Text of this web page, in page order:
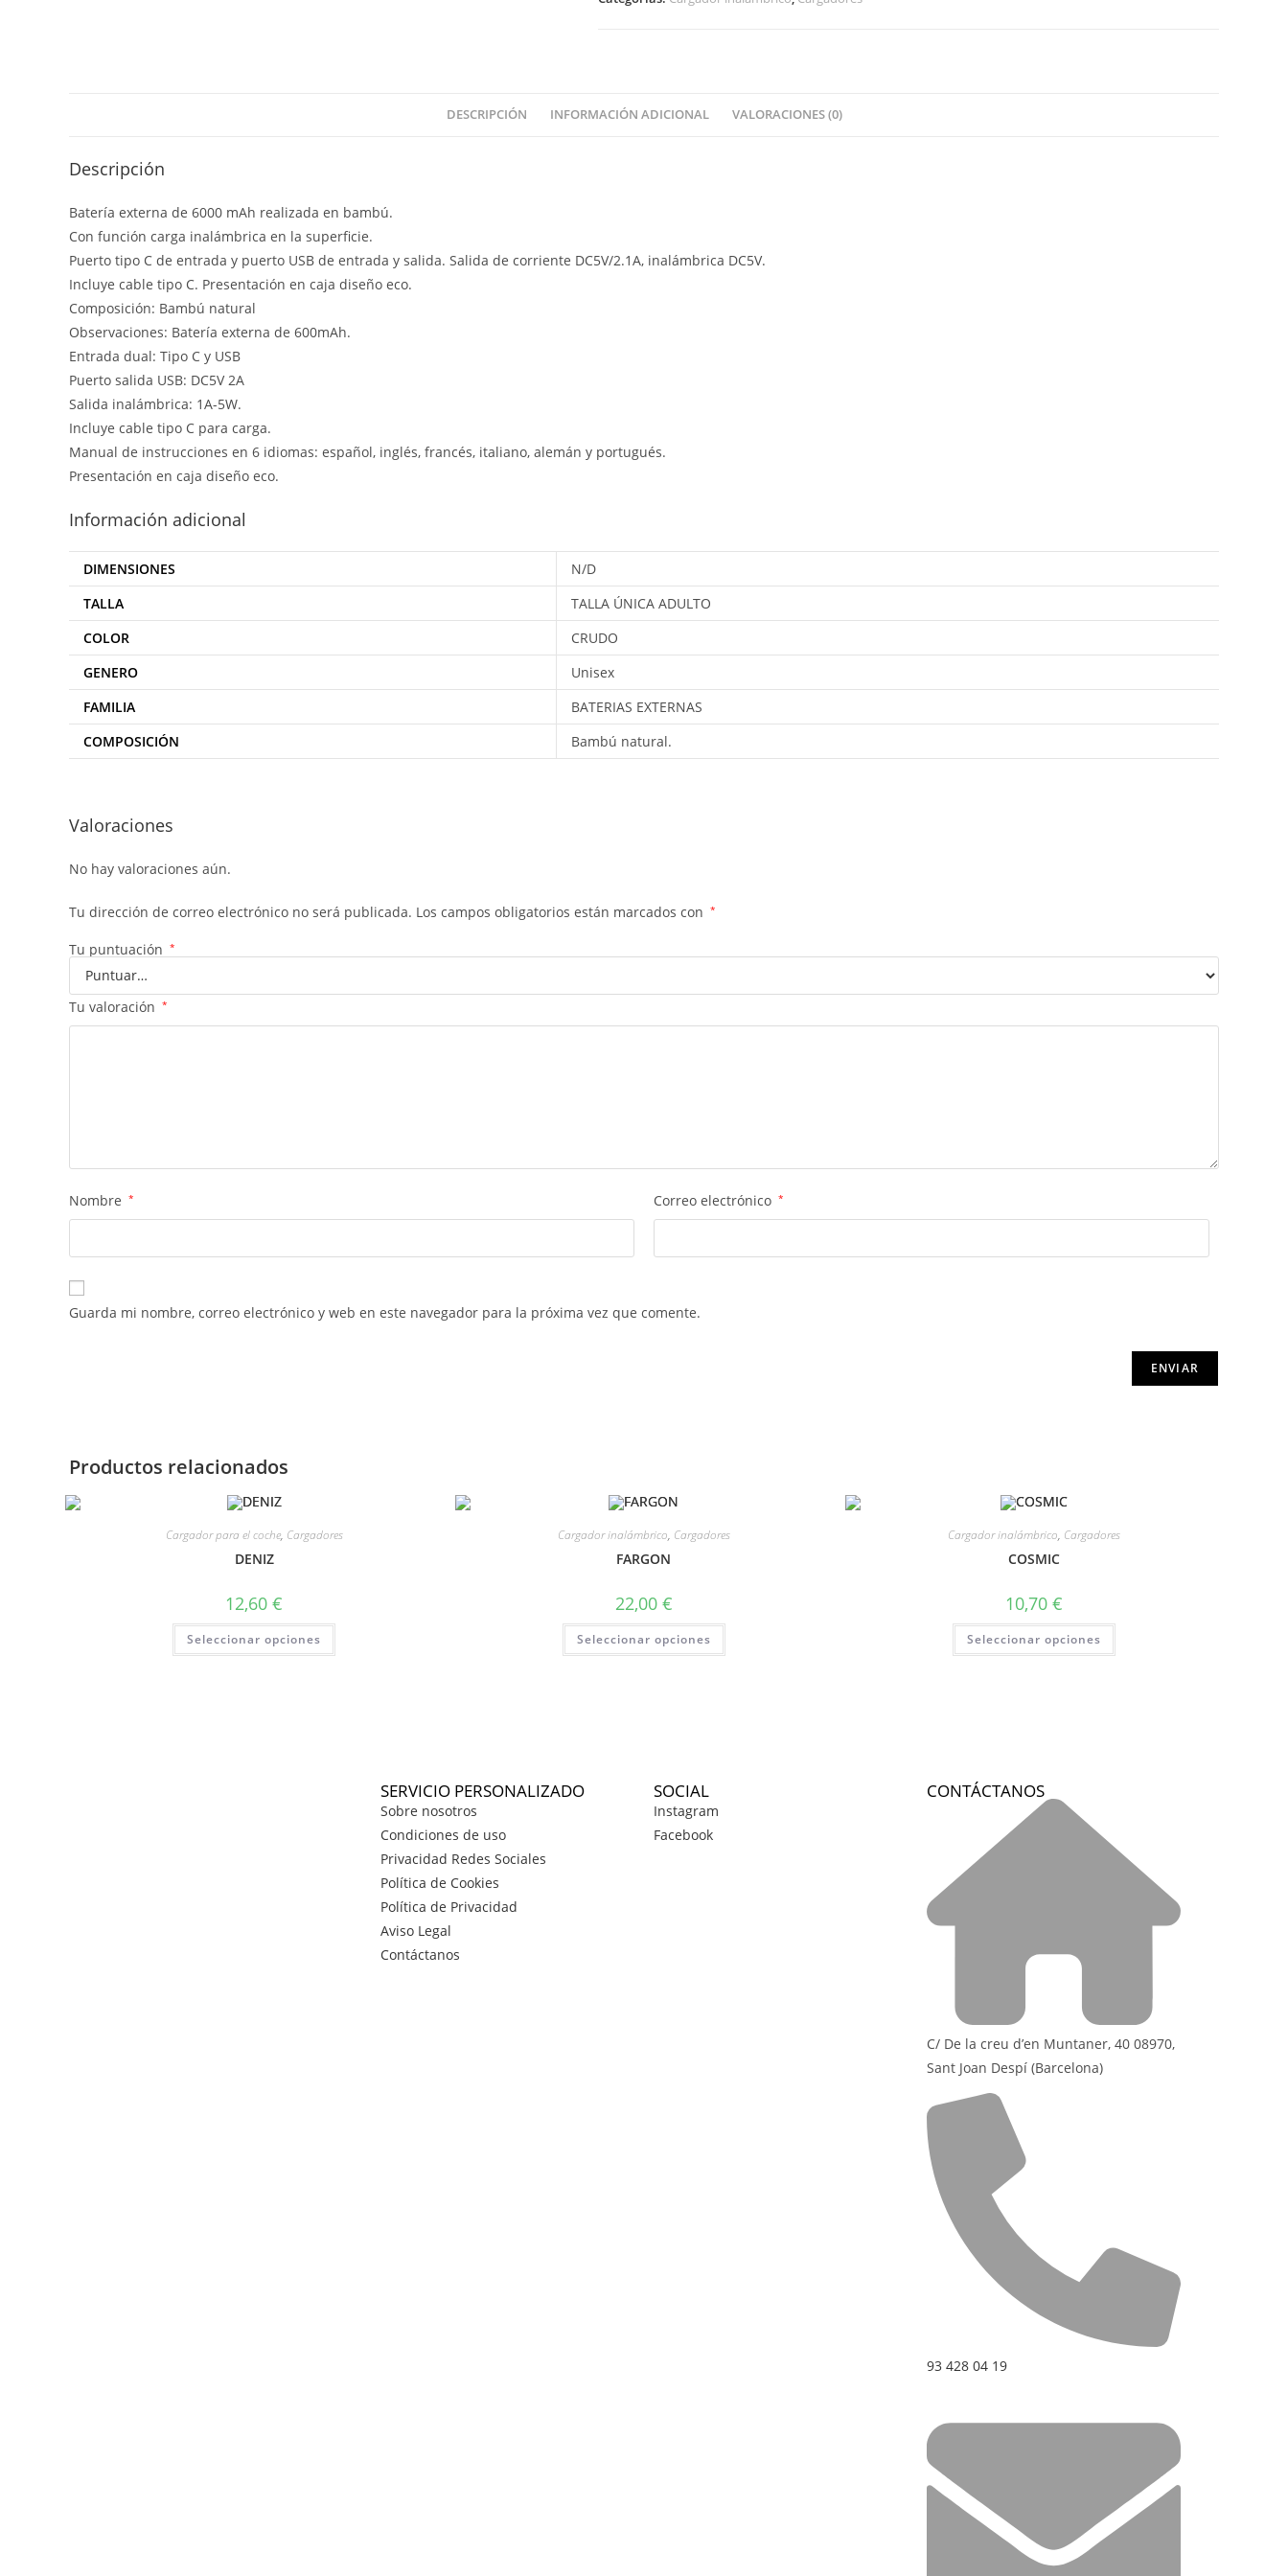
DESCRIPCIÓN INFORMACIÓN ADICIONAL VALORACIONES (0)
Descripción
Batería externa de 6000 mAh realizada en bambú.
Con función carga inalámbrica en la superficie.
Puerto tipo C de entrada y puerto USB de entrada y salida. Salida de corriente DC5V/2.1A, inalámbrica DC5V.
Incluye cable tipo C. Presentación en caja diseño eco.
Composición: Bambú natural
Observaciones: Batería externa de 600mAh.
Entrada dual: Tipo C y USB
Puerto salida USB: DC5V 2A
Salida inalámbrica: 1A-5W.
Incluye cable tipo C para carga.
Manual de instrucciones en 6 idiomas: español, inglés, francés, italiano, alemán y portugués.
Presentación en caja diseño eco.
Información adicional
DIMENSIONES
N/D
TALLA
TALLA ÚNICA ADULTO
COLOR
CRUDO
GENERO
Unisex
FAMILIA
BATERIAS EXTERNAS
COMPOSICIÓN
Bambú natural.
Valoraciones
No hay valoraciones aún.
Tu dirección de correo electrónico no será publicada. Los campos obligatorios están marcados con *
Tu puntuación *
Tu valoración *
Nombre * Correo electrónico *
Guarda mi nombre, correo electrónico y web en este navegador para la próxima vez que comente.
Productos relacionados
Cargador para el coche, Cargadores
DENIZ
12,60€
Seleccionar opciones
Cargador inalámbrico, Cargadores
FARGON
22,00 €
Seleccionar opciones
Cargador inalámbrico, Cargadores
COSMIC
10,70 €
Seleccionar opciones
SERVICIO PERSONALIZADO
Sobre nosotros
Condiciones de uso
Privacidad Redes Sociales
Política de Cookies
Política de Privacidad
Aviso Legal
Contáctanos
SOCIAL
Instagram
Facebook
CONTÁCTANOS
C/ De la creu d’en Muntaner, 40 08970,
Sant Joan Despí (Barcelona)
93 428 04 19